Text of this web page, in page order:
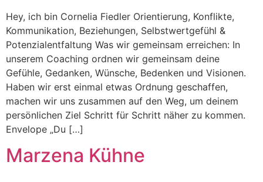
Hey, ich bin Cornelia Fiedler Orientierung, Konflikte,
Kommunikation, Beziehungen, Selbstwertgefühl &
Potenzialentfaltung Was wir gemeinsam erreichen: In
unserem Coaching ordnen wir gemeinsam deine
Gefühle, Gedanken, Wünsche, Bedenken und Visionen.
Haben wir erst einmal etwas Ordnung geschaffen,
machen wir uns zusammen auf den Weg, um deinem
persönlichen Ziel Schritt für Schritt näher zu kommen.
Envelope „Du […]
Marzena Kühne